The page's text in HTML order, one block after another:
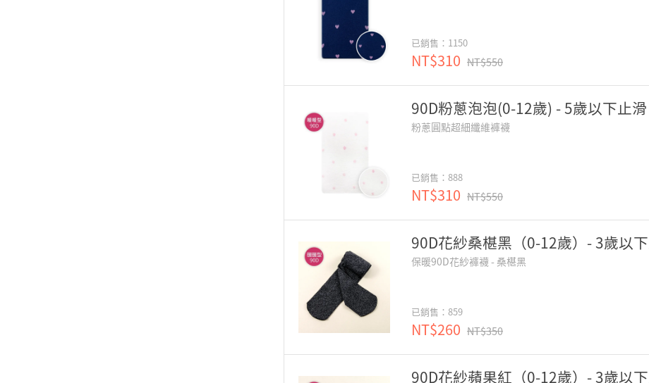
已銷售：1150
NT$310 NT$550
90D粉蔥泡泡(0-12歲) - 5歲以下止滑
粉蔥圓點超細纖維褲襪
已銷售：888
NT$310 NT$550
90D花紗桑椹黑（0-12歲）- 3歲以
保暖90D花紗褲襪 - 桑椹黑
已銷售：859
NT$260 NT$350
90D花紗蘋果紅（0-12歲）- 3歲以